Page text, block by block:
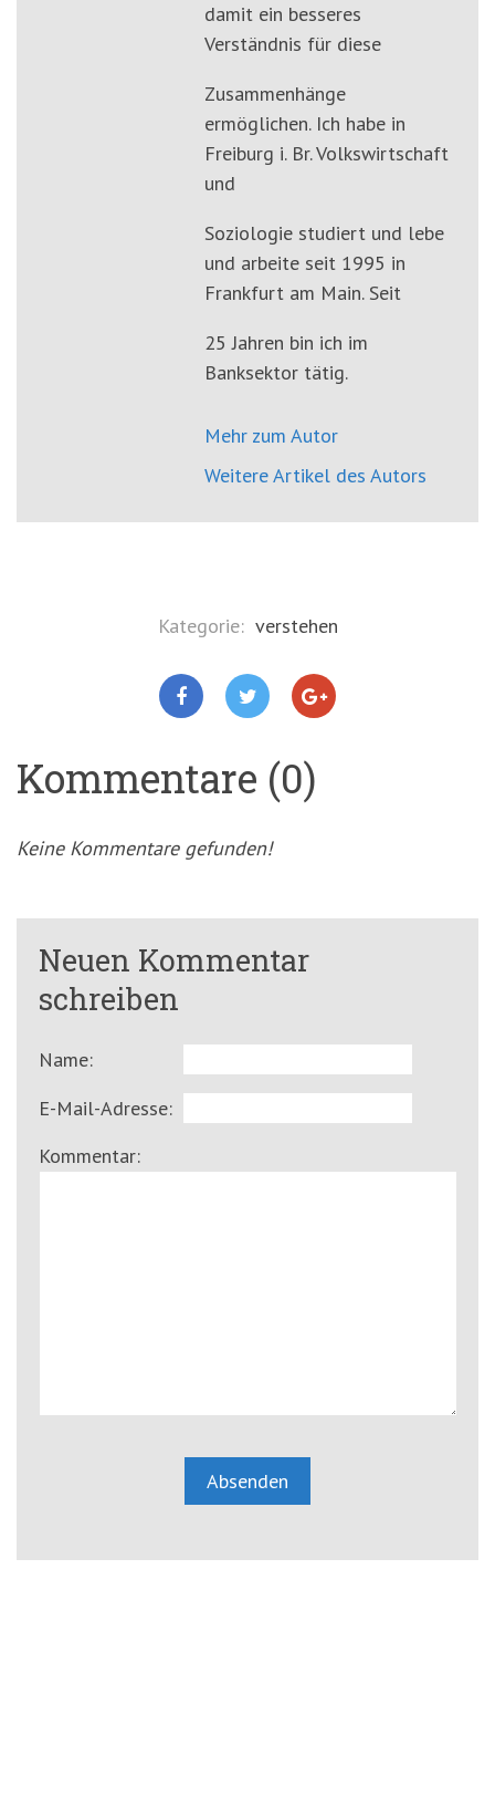
damit ein besseres
Verständnis für diese
Zusammenhänge
ermöglichen. Ich habe in
Freiburg i. Br. Volkswirtschaft
und
Soziologie studiert und lebe
und arbeite seit 1995 in
Frankfurt am Main. Seit
25 Jahren bin ich im
Banksektor tätig.
Mehr zum Autor
Weitere Artikel des Autors
Kategorie: verstehen
Kommentare (0)
Keine Kommentare gefunden!
Neuen Kommentar
schreiben
Name:
E-Mail-Adresse:
Kommentar: